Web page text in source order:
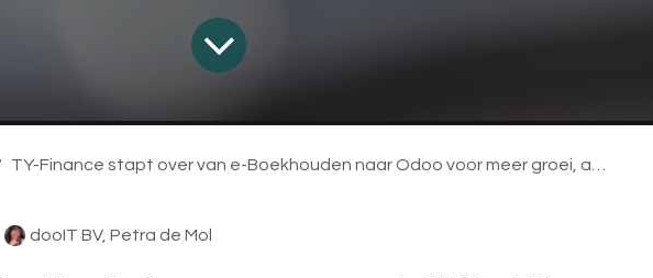
TY-Finance stapt over van e-Boekhouden naar Odoo voor meer groei, automatisering en efficiëntie.
dooIT BV, Petra de Mol